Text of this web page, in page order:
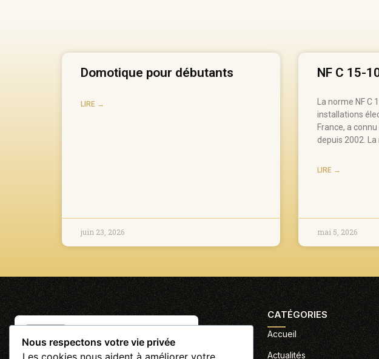
Domotique pour débutants
LIRE →
juin 23, 2026
NF C 15-
La norme NF C
installations
France, a
depuis 2002. La
LIRE →
mai 5, 2026
CATÉGORIES
Accueil
Actualités
Nous respectons votre vie privée